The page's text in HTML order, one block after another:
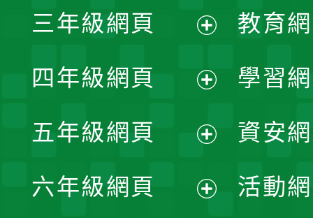
選
單
開
選
單
三年級網頁
開
選
單
四年級網頁
開
選
五年級網頁
開
六年級網頁
教育
學習
資安
活動